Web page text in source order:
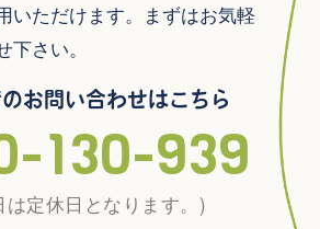
いただけます。まずはお気軽
さい。
お問い合わせはこちら
130-939
は定休日となります。)